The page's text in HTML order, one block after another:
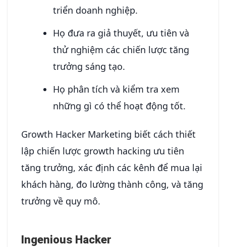
triển doanh nghiệp.
Họ đưa ra giả thuyết, ưu tiên và
thử nghiệm các chiến lược tăng
trưởng sáng tạo.
Họ phân tích và kiểm tra xem
những gì có thể hoạt động tốt.
Growth Hacker Marketing biết cách thiết
lập chiến lược growth hacking ưu tiên
tăng trưởng, xác định các kênh để mua lại
khách hàng, đo lường thành công, và tăng
trưởng về quy mô.
Ingenious Hacker